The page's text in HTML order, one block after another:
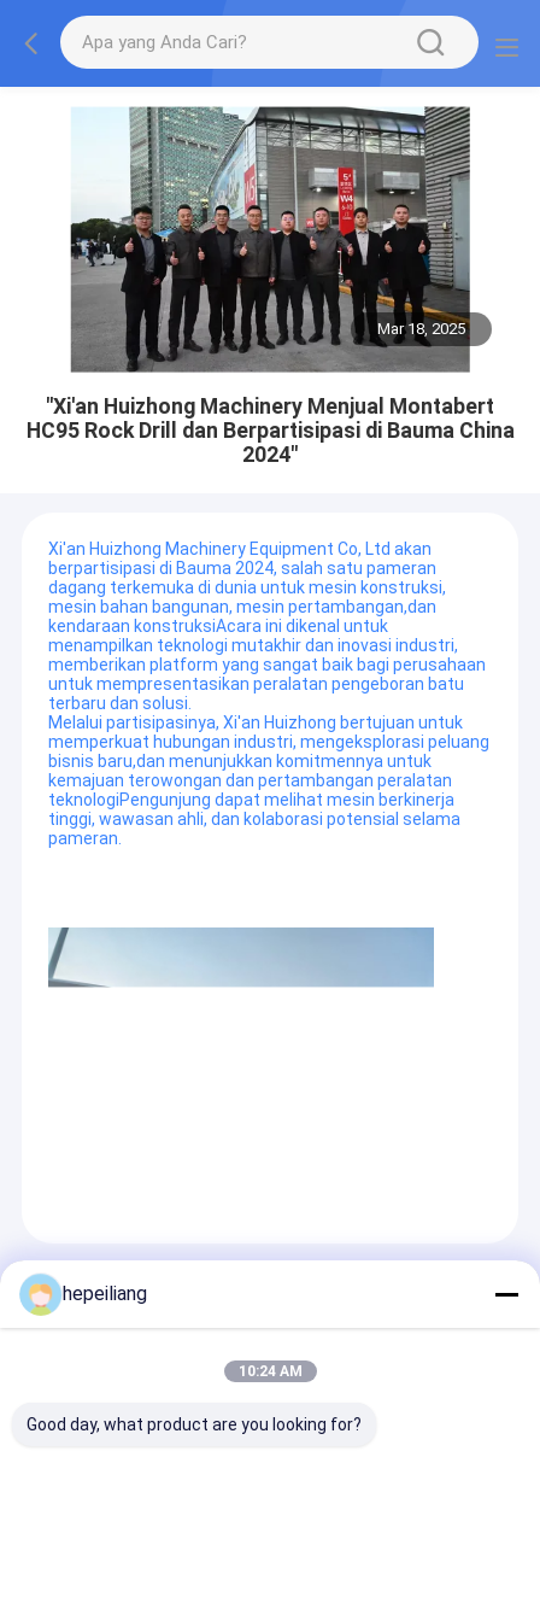
Mar 18, 2025
"Xi'an Huizhong Machinery Menjual Montabert
HC95 Rock Drill dan Berpartisipasi di Bauma China
2024"
Xi'an Huizhong Machinery Equipment Co, Ltd akan
berpartisipasi di Bauma 2024, salah satu pameran
dagang terkemuka di dunia untuk mesin konstruksi,
mesin bahan bangunan, mesin pertambangan,dan
kendaraan konstruksiAcara ini dikenal untuk
menampilkan teknologi mutakhir dan inovasi industri,
memberikan platform yang sangat baik bagi perusahaan
untuk mempresentasikan peralatan pengeboran batu
terbaru dan solusi.
Melalui partisipasinya, Xi'an Huizhong bertujuan untuk
memperkuat hubungan industri, mengeksplorasi peluang
bisnis baru,dan menunjukkan komitmennya untuk
kemajuan terowongan dan pertambangan peralatan
teknologiPengunjung dapat melihat mesin berkinerja
tinggi, wawasan ahli, dan kolaborasi potensial selama
pameran.
Produk Yang Direkomendasikan
hepeiliang
10:24 AM
Good day, what product are you looking for?